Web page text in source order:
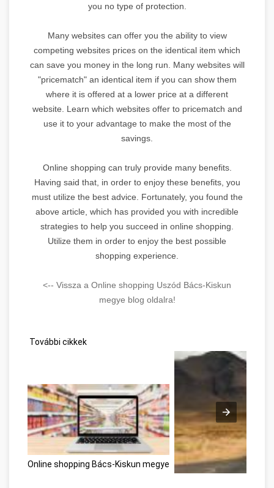
you no type of protection.
Many websites can offer you the ability to view
competing websites prices on the identical item which
can save you money in the long run. Many websites will
"pricematch" an identical item if you can show them
where it is offered at a lower price at a different
website. Learn which websites offer to pricematch and
use it to your advantage to make the most of the
savings.
Online shopping can truly provide many benefits.
Having said that, in order to enjoy these benefits, you
must utilize the best advice. Fortunately, you found the
above article, which has provided you with incredible
strategies to help you succeed in online shopping.
Utilize them in order to enjoy the best possible
shopping experience.
<-- Vissza a Online shopping Uszód Bács-Kiskun
megye blog oldalra!
További cikkek
Online shopping Bács-Kiskun megye